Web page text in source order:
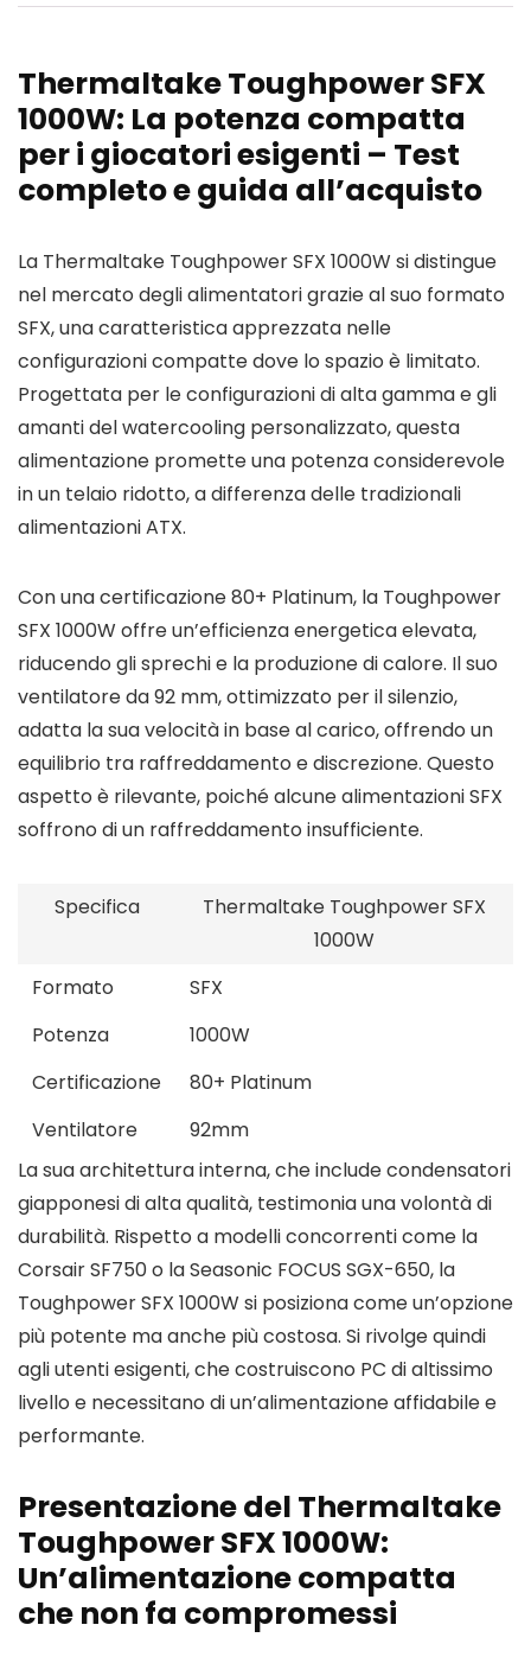
Thermaltake Toughpower SFX
1000W: La potenza compatta
per i giocatori esigenti – Test
completo e guida all’acquisto
La Thermaltake Toughpower SFX 1000W si distingue
nel mercato degli alimentatori grazie al suo formato
SFX, una caratteristica apprezzata nelle
configurazioni compatte dove lo spazio è limitato.
Progettata per le configurazioni di alta gamma e gli
amanti del watercooling personalizzato, questa
alimentazione promette una potenza considerevole
in un telaio ridotto, a differenza delle tradizionali
alimentazioni ATX.
Con una certificazione 80+ Platinum, la Toughpower
SFX 1000W offre un’efficienza energetica elevata,
riducendo gli sprechi e la produzione di calore. Il suo
ventilatore da 92 mm, ottimizzato per il silenzio,
adatta la sua velocità in base al carico, offrendo un
equilibrio tra raffreddamento e discrezione. Questo
aspetto è rilevante, poiché alcune alimentazioni SFX
soffrono di un raffreddamento insufficiente.
Specifica
Thermaltake Toughpower SFX
1000W
Formato
SFX
Potenza
1000W
Certificazione
80+ Platinum
Ventilatore
92mm
La sua architettura interna, che include condensatori
giapponesi di alta qualità, testimonia una volontà di
durabilità. Rispetto a modelli concorrenti come la
Corsair SF750 o la Seasonic FOCUS SGX-650, la
Toughpower SFX 1000W si posiziona come un’opzione
più potente ma anche più costosa. Si rivolge quindi
agli utenti esigenti, che costruiscono PC di altissimo
livello e necessitano di un’alimentazione affidabile e
performante.
Presentazione del Thermaltake
Toughpower SFX 1000W:
Un’alimentazione compatta
che non fa compromessi